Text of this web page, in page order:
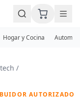
Hogar y Cocina
/
AUTORIZADO